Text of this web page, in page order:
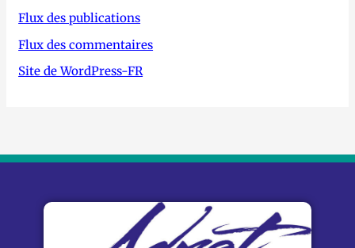
Flux des publications
Flux des commentaires
Site de WordPress-FR